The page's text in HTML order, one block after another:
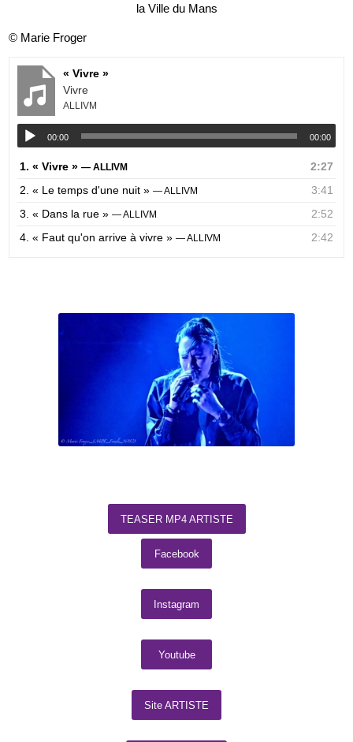
la Ville du Mans
© Marie Froger
« Vivre »
Vivre
ALLIVM
00:00 00:00
1.« Vivre »— ALLIVM
2:27
2.« Le temps d'une nuit »— ALLIVM
3:41
3.« Dans la rue »— ALLIVM
2:52
4.« Faut qu'on arrive à vivre »— ALLIVM 2:42
TEASER MP4 ARTISTE
Facebook
Instagram
Youtube
Site ARTISTE